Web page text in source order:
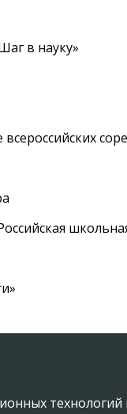
в науку»